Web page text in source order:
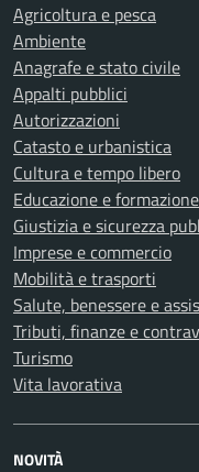
Agricoltura e pesca
Ambiente
Anagrafe e stato civile
Appalti pubblici
Autorizzazioni
Catasto e urbanistica
Cultura e tempo libero
Educazione e formazione
Giustizia e sicurezza
Imprese e commercio
Mobilità e trasporti
Salute, benessere e
Tributi, finanze e
Turismo
Vita lavorativa
NOVITÀ